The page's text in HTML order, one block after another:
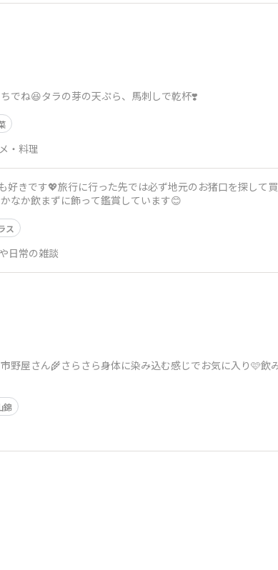
でね😆タラの芽の天ぷら、馬刺しで乾杯❣️
・料理
好きです💖旅行に行った先では必ず地元のお猪口を探して
なか飲まずに飾って鑑賞しています😊
ス
日常の雑談
野屋さん🌾さらさら身体に染み込む感じでお気に入り🩷
錦